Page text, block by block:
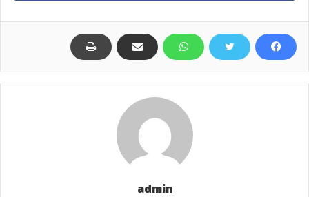
للوائح الاتحاد الآسيوي لكرة القدم.
الاتفاق على المباريات
ويتولى أحد المتعهدين الأجانب الترتيب للاتفاق على المباريات
التي سيخوضها المنتخب في معسكره، بعد الاستقرار بشكل كامل
على مقر إقامة الوفد في أحد الفنادق، إلى جانب ملاعب التدريب،
والملاعب التي ستقام عليها المباريات، وتوفير جميع متطلبات
الفريق هناك، من أجل نجاح المعسكر وتحقيق الأهداف المرجوة
admin